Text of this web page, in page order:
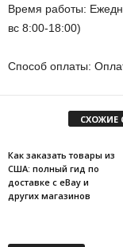
Время работы:
вс 8:00-18:00)
Способ оплаты:
СХОЖИЕ
Как заказать товары из
США: полный гид по
доставке с eBay и
других магазинов